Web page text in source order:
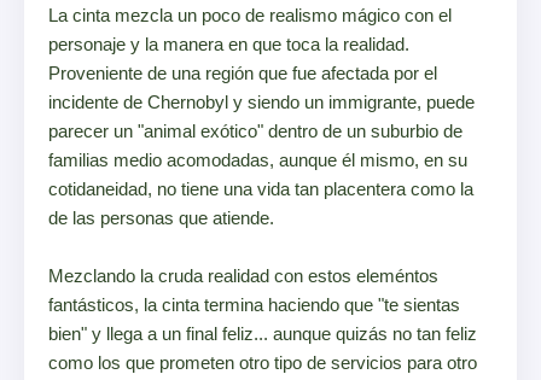
La cinta mezcla un poco de realismo mágico con el
personaje y la manera en que toca la realidad.
Proveniente de una región que fue afectada por el
incidente de Chernobyl y siendo un immigrante, puede
parecer un "animal exótico" dentro de un suburbio de
familias medio acomodadas, aunque él mismo, en su
cotidaneidad, no tiene una vida tan placentera como la
de las personas que atiende.
Mezclando la cruda realidad con estos eleméntos
fantásticos, la cinta termina haciendo que "te sientas
bien" y llega a un final feliz... aunque quizás no tan feliz
como los que prometen otro tipo de servicios para otro